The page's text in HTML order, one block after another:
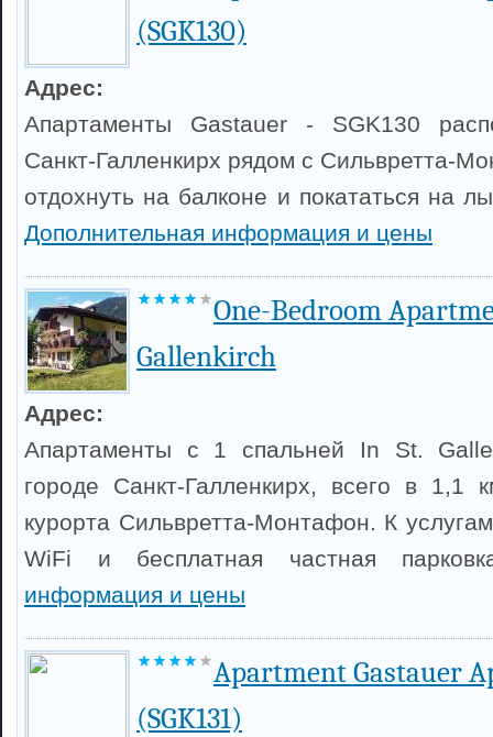
(SGK130)
Адрес:
Апартаменты Gastauer - SGK130
Санкт-Галленкирх рядом с Сильвретта-
отдохнуть на балконе и покататься на
Дополнительная информация и цены
One-Bedroom
Gallenkirch
Адрес:
Апартаменты с 1 спальней In St.
городе Санкт-Галленкирх, всего в 1,1
курорта Сильвретта-Монтафон. К
WiFi и бесплатная частная
информация и цены
Apartment Gastauer
(SGK131)